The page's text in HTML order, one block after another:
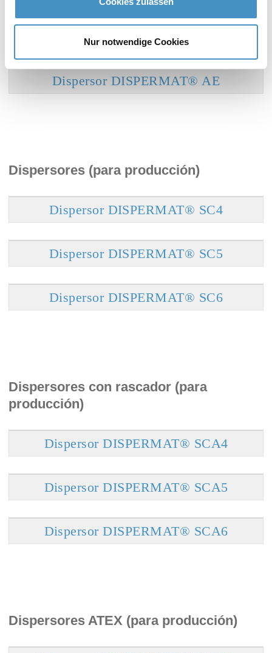
Nur notwendige Cookies
Dispersor DISPERMAT® CA
Dispersor DISPERMAT® AE
Dispersores (para producción)
Dispersor DISPERMAT® SC4
Dispersor DISPERMAT® SC5
Dispersor DISPERMAT® SC6
Dispersores con rascador (para
producción)
Dispersor DISPERMAT® SCA4
Dispersor DISPERMAT® SCA5
Dispersor DISPERMAT® SCA6
Dispersores ATEX (para producción)